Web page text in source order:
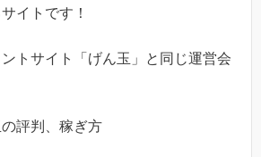
イトです！
トサイト「げん玉」と同じ運営会
評判、稼ぎ方